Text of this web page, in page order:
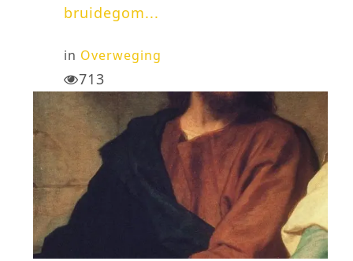
bruidegom...
in Overweging
713